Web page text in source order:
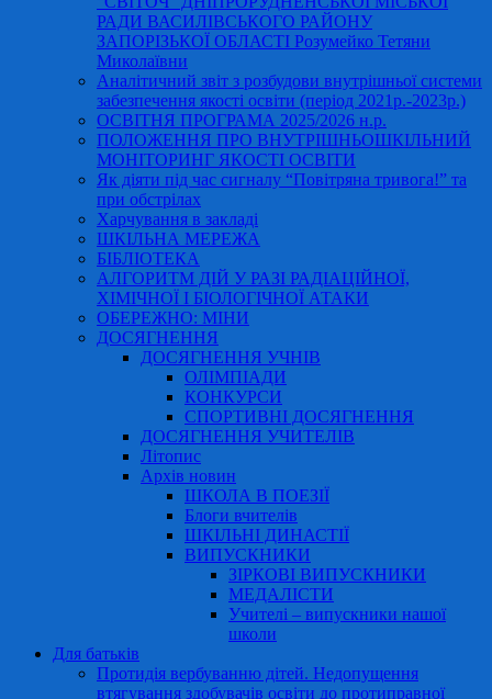
РАДИ ВАСИЛІВСЬКОГО РАЙОНУ
ЗАПОРІЗЬКОЇ ОБЛАСТІ Розумейко Тетяни
Миколаївни
Аналітичний звіт з розбудови внутрішньої системи
забезпечення якості освіти (період 2021р.-2023р.)
ОСВІТНЯ ПРОГРАМА 2025/2026 н.р.
ПОЛОЖЕННЯ ПРО ВНУТРІШНЬОШКІЛЬНИЙ
МОНІТОРИНГ ЯКОСТІ ОСВІТИ
Як діяти під час сигналу “Повітряна тривога!” та
при обстрілах
Харчування в закладі
ШКІЛЬНА МЕРЕЖА
БІБЛІОТЕКА
АЛГОРИТМ ДІЙ У РАЗІ РАДІАЦІЙНОЇ,
ХІМІЧНОЇ І БІОЛОГІЧНОЇ АТАКИ
ОБЕРЕЖНО: МІНИ
ДОСЯГНЕННЯ
ДОСЯГНЕННЯ УЧНІВ
ОЛІМПІАДИ
КОНКУРСИ
СПОРТИВНІ ДОСЯГНЕННЯ
ДОСЯГНЕННЯ УЧИТЕЛІВ
Літопис
Архів новин
ШКОЛА В ПОЕЗІЇ
Блоги вчителів
ШКІЛЬНІ ДИНАСТІЇ
ВИПУСКНИКИ
ЗІРКОВІ ВИПУСКНИКИ
МЕДАЛІСТИ
Учителі – випускники нашої
школи
Для батьків
Протидія вербуванню дітей. Недопущення
втягування здобувачів освіти до протиправної